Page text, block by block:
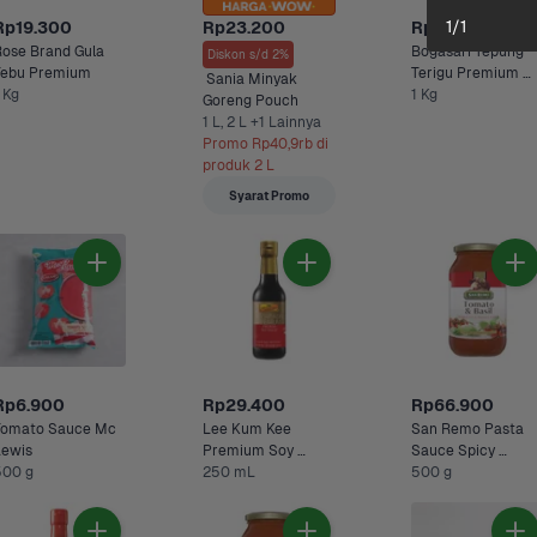
Brand Gula
Kg
Rp23.200
Diskon s/d 2%
Sania Minyak
1 L, 2 L +1 Lainnya
Promo Rp40,9rb di
produk 2 L
Syarat Promo
Rp15.800
Bogasari Tepung
Terigu Premium
1 Kg
Sauce Mc
g
Rp29.400
Lee Kum Kee
Premium Soy
Sauce
250 mL
Rp66.900
San Remo Pasta
Sauce Spicy
500 g
1/1